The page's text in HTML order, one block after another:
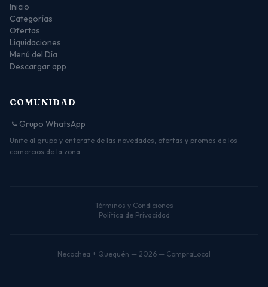
Inicio
Categorías
Ofertas
Liquidaciones
Menú del Día
Descargar app
COMUNIDAD
Grupo WhatsApp
Unite al grupo y enterate de las novedades, ofertas y promos de los
comercios de la zona.
Términos y Condiciones
Política de Privacidad
Necochea + Quequén — 2026 — CompraLocal